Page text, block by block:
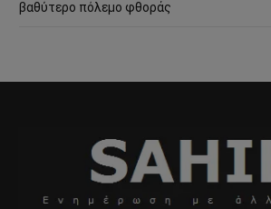
βαθύτερο πόλεμο φθοράς